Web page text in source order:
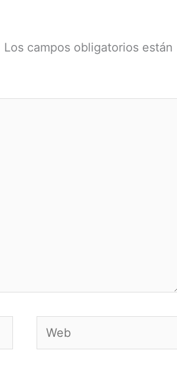
Los campos obligatorios están
Web